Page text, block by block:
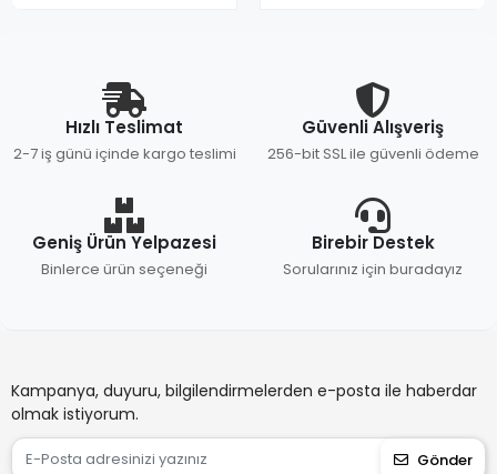
Hızlı Teslimat
2-7 iş günü içinde kargo teslimi
Güvenli Alışveriş
256-bit SSL ile güvenli ödeme
Geniş Ürün Yelpazesi
Binlerce ürün seçeneği
Birebir Destek
Sorularınız için buradayız
Kampanya, duyuru, bilgilendirmelerden e-posta ile haberdar
olmak istiyorum.
Gönder